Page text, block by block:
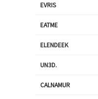
EVRIS
EATME
ELENDEEK
UN3D.
CALNAMUR